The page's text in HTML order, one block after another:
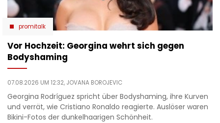
promitalk
Vor Hochzeit: Georgina wehrt sich gegen
Bodyshaming
07.08.2026 UM 12:32, JOVANA BOROJEVIC
Georgina Rodríguez spricht über Bodyshaming, ihre Kurven
und verrät, wie Cristiano Ronaldo reagierte. Auslöser waren
Bikini-Fotos der dunkelhaarigen Schönheit.